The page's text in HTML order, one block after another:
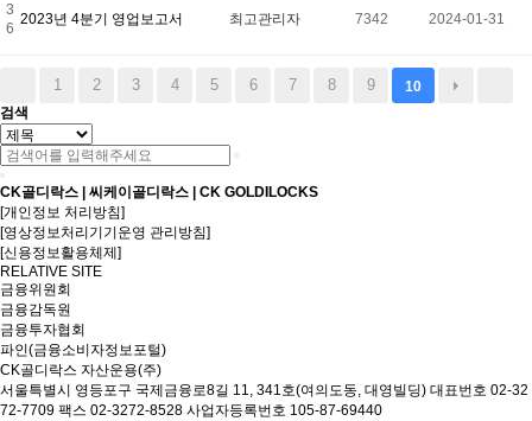
3
6
2023년 4분기 영업보고서 최고관리자 7342 2024-01-31
1 2 3 4 5 6 7 8 9
10
검색
CK골디락스 | 씨케이골디락스 | CK GOLDILOCKS
[개인정보 처리방침]
[영상정보처리기기운영 관리방침]
[신용정보활용체제]
RELATIVE SITE
금융위원회
금융감독원
금융투자협회
파인(금융소비자정보포털)
CK골디락스 자산운용(주)
서울특별시 영등포구 국제금융로8길 11, 341호(여의도동, 대영빌딩) 대표번호 02-32
72-7709 팩스 02-3272-8528 사업자등록번호 105-87-69440